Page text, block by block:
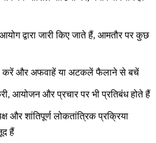
द्वारा जारी किए जाते हैं, आमतौर पर कुछ
करें और अफवाहें या अटकलें फैलाने से बचें
आयोजन और प्रचार पर भी प्रतिबंध होते हैं
और शांतिपूर्ण लोकतांत्रिक प्रक्रिया
हैं